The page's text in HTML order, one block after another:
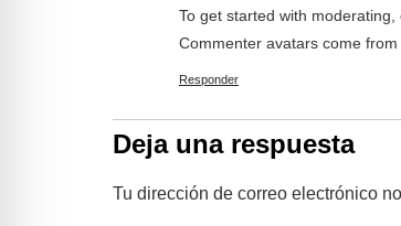
To get started with
Commenter avatars come from
Responder
Deja una respuesta
Tu dirección de correo electrónico